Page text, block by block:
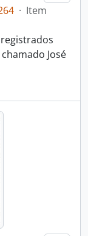
· Item
José